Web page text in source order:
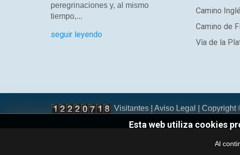
peregrinaciones y, al mismo
tiempo,...
seguir leyendo
Camino
Camino de
Vía de la
Visitantes | Aviso Legal | Copyright
Esta web utiliza cookies
Al